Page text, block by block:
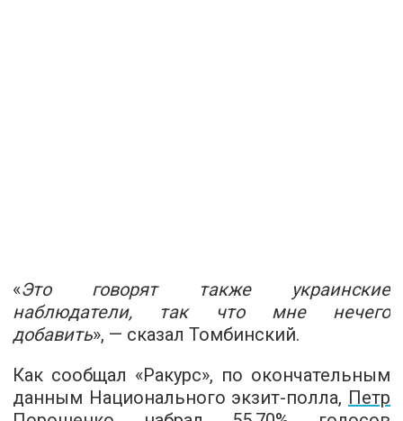
«Это говорят также украинские
наблюдатели, так что мне нечего
добавить», — сказал Томбинский.
Как сообщал «Ракурс», по окончательным
данным Национального экзит-полла, Петр